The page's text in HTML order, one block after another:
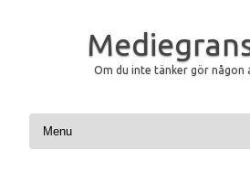
Om du inte tänker gör någon
Hoppa till innehåll